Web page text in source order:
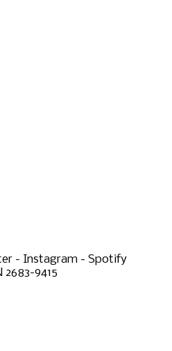
- Instagram - Spotify
2683-9415